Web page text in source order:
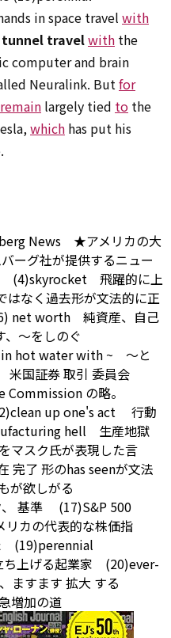
in space travel with
travelwith the
computer and brain
Neuralink. Butfor
remain largely tied to the
which has put his
News ★アメリカの大
ーグ社が提供するニュー
(4)skyrocket 飛躍的に上
はなく過去形が文法的に正
networth 純資産、自己
～をしのぐ
hot waterwith ~ ～と
米国証券取引 委員会
Commission の略。
up one'sact 行動
hell 生産地獄
マスク氏が表現した言
完了 形のhas seenが文法
が欲しがる
基準 (17)S&P 500
カの代表的な株価指
(19)perennial
上げる起業家 (20)ever-
ますます 拡大 する
増加の道